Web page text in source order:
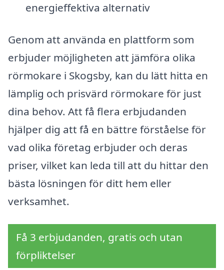
energieffektiva alternativ
Genom att använda en plattform som
erbjuder möjligheten att jämföra olika
rörmokare i Skogsby, kan du lätt hitta en
lämplig och prisvärd rörmokare för just
dina behov. Att få flera erbjudanden
hjälper dig att få en bättre förståelse för
vad olika företag erbjuder och deras
priser, vilket kan leda till att du hittar den
bästa lösningen för ditt hem eller
verksamhet.
Få 3 erbjudanden, gratis och utan
förpliktelser